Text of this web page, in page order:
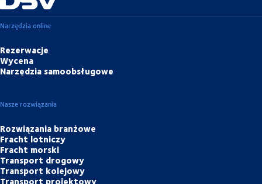
Narzędzia online
Rezerwacje
Wycena
Narzędzia samoobsługowe
Nasze rozwiązania
Rozwiązania branżowe
Fracht lotniczy
Fracht morski
Transport drogowy
Transport kolejowy